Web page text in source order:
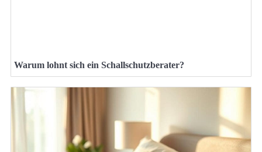
Warum lohnt sich ein Schallschutzberater?